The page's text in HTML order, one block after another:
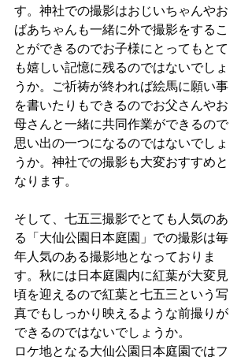
す。神社での撮影はおじいちゃんやお
ばあちゃんも一緒に外で撮影をするこ
とができるのでお子様にとってもとて
も嬉しい記憶に残るのではないでしょ
うか。ご祈祷が終われば絵馬に願い事
を書いたりもできるのでお父さんやお
母さんと一緒に共同作業ができるので
思い出の一つになるのではないでしょ
うか。神社での撮影も大変おすすめと
なります。
そして、七五三撮影でとても人気のあ
る「大仙公園日本庭園」での撮影は毎
年人気のある撮影地となっておりま
す。秋には日本庭園内に紅葉が大変見
頃を迎えるので紅葉と七五三という写
真でもしっかり映えるような前撮りが
できるのではないでしょうか。
ロケ地となる大仙公園日本庭園ではフ